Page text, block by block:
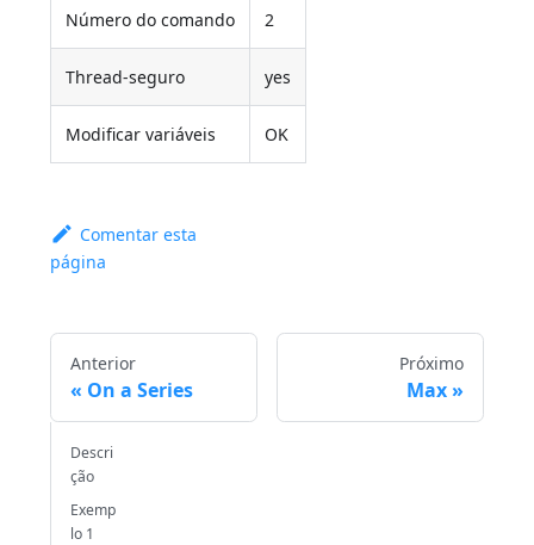
Número do comando 2
Thread-seguro yes
Modificar variáveis OK
Comentar esta
página
Anterior
On a Series
Próximo
Max
Descri
ção
Exemp
lo 1